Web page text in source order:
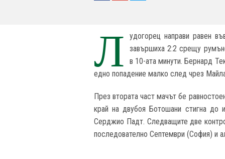
Л
удогорец направи равен
завършиха 2:2 срещу
в 10-ата минути. Бернард
едно попадение малко след чрез
През втората част мачът бе
край на двубоя Ботошани стигна до
Серджио Падт. Следващите две
последователно Септември (София) и